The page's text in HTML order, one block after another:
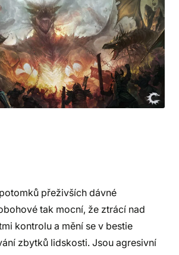
přeživších dávné
tak mocní, že ztrácí nad
kontrolu a mění se v bestie
zbytků lidskosti. Jsou agresivní